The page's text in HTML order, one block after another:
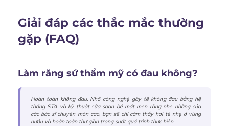
Giải đáp các thắc mắc thường
gặp (FAQ)
Làm răng sứ thẩm mỹ có đau không?
Hoàn toàn không đau. Nhờ công nghệ gây tê không đau bằng hệ
thống STA và kỹ thuật sửa soạn bề mặt men răng nhẹ nhàng của
các bác sĩ chuyên môn cao, bạn sẽ chỉ cảm thấy hơi tê nhẹ ở vùng
nướu và hoàn toàn thư giãn trong suốt quá trình thực hiện.